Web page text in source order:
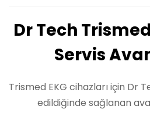
Dr Tech
Servis
Trismed EKG cihazları için Dr
edildiğinde sağlanan